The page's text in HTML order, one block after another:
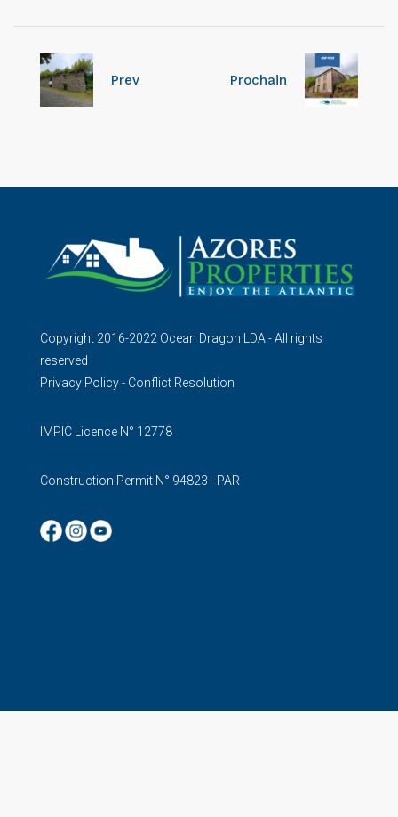
Prev Prochain
Copyright 2016-2022 Ocean Dragon LDA - All rights
reserved
Privacy Policy- Conflict Resolution
IMPIC Licence N° 12778
Construction Permit N° 94823 - PAR